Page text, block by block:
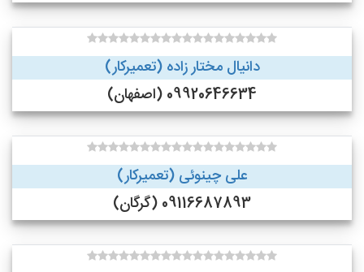
دانیال مختار زاده (تعمیرکار)
09920646634 (اصفهان)
علی چینوئی (تعمیرکار)
09116687893 (گرگان)